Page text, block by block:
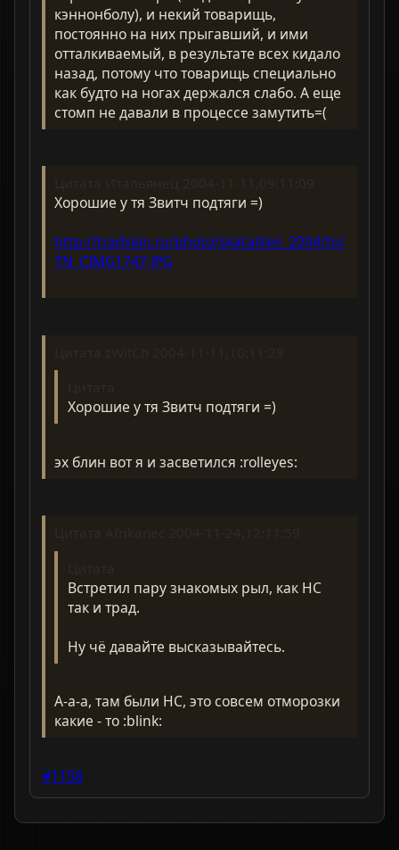
кэннонболу), и некий товарищь,
постоянно на них прыгавший, и ими
отталкиваемый, в результате всех кидало
назад, потому что товарищь специально
как будто на ногах держался слабо. А еще
стомп не давали в процессе замутить=(
Хорошие у тя Звитч подтяги =)
http://tradskin.ru/photo/skatalites_2004/tn/
TN_CIMG1747.JPG
Хорошие у тя Звитч подтяги =)
эх блин вот я и засветился :rolleyes:
Встретил пару знакомых рыл, как НС
так и трад.
Ну чё давайте высказывайтесь.
А-а-а, там были НС, это совсем отморозки
какие - то :blink:
#1158